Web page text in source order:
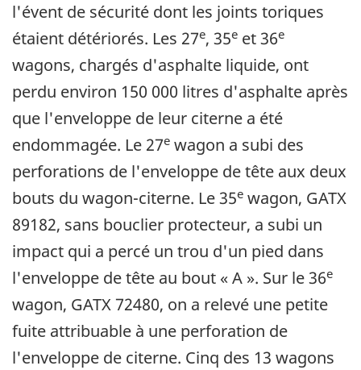
l'évent de sécurité dont les joints toriques
étaient détériorés. Les 27e, 35e et 36e
wagons, chargés d'asphalte liquide, ont
perdu environ 150 000 litres d'asphalte après
que l'enveloppe de leur citerne a été
endommagée. Le 27e wagon a subi des
perforations de l'enveloppe de tête aux deux
bouts du wagon-citerne. Le 35e wagon, GATX
89182, sans bouclier protecteur, a subi un
impact qui a percé un trou d'un pied dans
l'enveloppe de tête au bout « A ». Sur le 36e
wagon, GATX 72480, on a relevé une petite
fuite attribuable à une perforation de
l'enveloppe de citerne. Cinq des 13 wagons